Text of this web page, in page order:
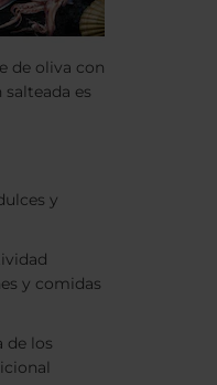
de oliva con
es
y
y comidas
de los